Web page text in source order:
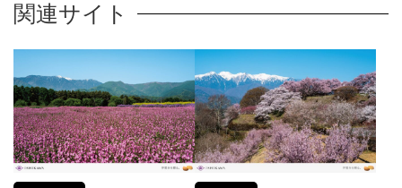
関連サイト